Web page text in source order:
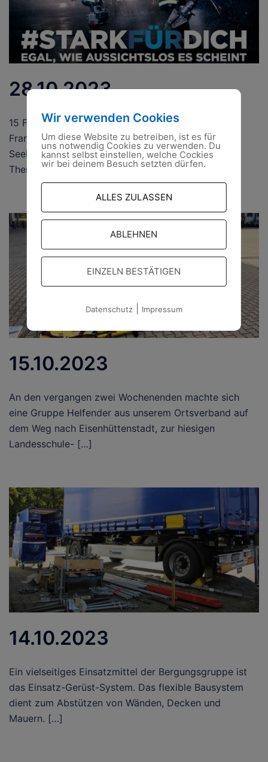
28.10.2023
15 Führungskräfte aus den THW Ortsverbänden
Frankfurt (Oder), Lübben (Spreewald), Cottbus,
Seelow und Fürstenwalde/Spree stellten sich dem
Thema um für zukünftige Einsätze im […]
15.10.2023
An den vergangen zwei Wochenenden machte sich
eine Gruppe Helfender aus unserem Ortsverband auf
dem Weg nach Eisenhüttenstadt, zur hiesigen
Landesschule- […]
14.10.2023
Ein vielseitiges Einsatzmittel der Bergungsgruppe ist
das Einsatz-Gerüst-System. Das flexible Bausystem
dient zum Abstützen von Wänden, Decken und
Mauern. […]
Wir verwenden Cookies
Um diese Website zu betreiben, ist es für
uns notwendig Cookies zu verwenden. Du
kannst selbst einstellen, welche Cockies
wir bei deinem Besuch setzten dürfen.
ALLES ZULASSEN
ABLEHNEN
EINZELN BESTÄTIGEN
Datenschutz| Impressum